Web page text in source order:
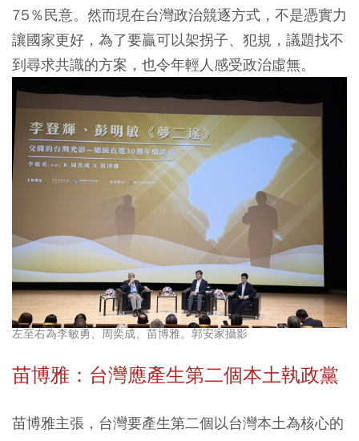
75％民意。然而現在台灣政治競逐方式，不是憑實力
讓國家更好，為了要贏可以架拐子、犯規，議題找不
到尋求共識的方案，也令年輕人感受政治虛無。
左至右為李敏勇、周奕成、苗博雅。郭安家攝影
苗博雅：台灣應產生第二個本土執政黨
苗博雅主張，台灣要產生第二個以台灣本土為核心的